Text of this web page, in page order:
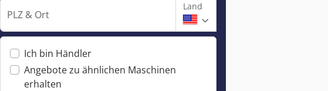
PLZ & Ort
Land
Ich bin Händler
Angebote zu ähnlichen Maschinen
erhalten